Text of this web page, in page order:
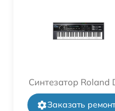
Синтезатор Roland
Заказать ремонт